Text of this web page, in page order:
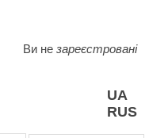
UA
RUS
Ви не зареєстровані